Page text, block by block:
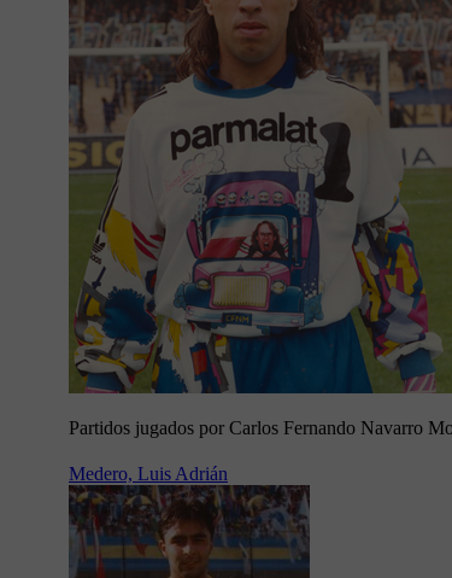
Partidos jugados por Carlos Fernando Navarro
Medero, Luis Adrián